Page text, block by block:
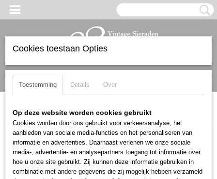
Inloggen Registreren
(0)
Home >Broches
Sorteer op:
1 2 3 »
Cookies toestaan Opties
Toestemming Details Over
Op deze website worden cookies gebruikt
Cookies worden door ons gebruikt voor verkeersanalyse, het
aanbieden van sociale media-functies en het personaliseren van
informatie en advertenties. Daarnaast verlenen we onze sociale
media-, advertentie- en analysepartners toegang tot informatie over
hoe u onze site gebruikt. Zij kunnen deze informatie gebruiken in
combinatie met andere gegevens die zij mogelijk hebben verzameld